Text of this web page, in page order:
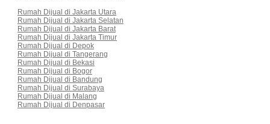
Rumah Dijual di Jakarta Utara
Rumah Dijual di Jakarta Selatan
Rumah Dijual di Jakarta Barat
Rumah Dijual di Jakarta Timur
Rumah Dijual di Depok
Rumah Dijual di Tangerang
Rumah Dijual di Bekasi
Rumah Dijual di Bogor
Rumah Dijual di Bandung
Rumah Dijual di Surabaya
Rumah Dijual di Malang
Rumah Dijual di Denpasar